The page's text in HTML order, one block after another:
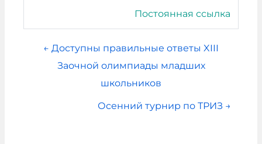
Постоянная ссылка
← Доступны правильные ответы XIII
Заочной олимпиады младших
школьников
Осенний турнир по ТРИЗ →